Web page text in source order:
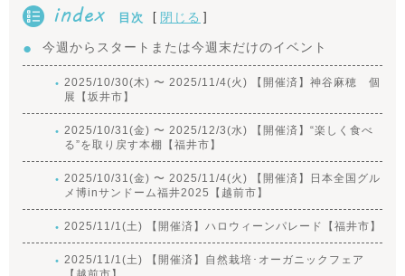
index 目次 [ 閉じる ]
今週からスタートまたは今週末だけのイベント
2025/10/30(木) 〜 2025/11/4(火) 【開催済】神谷麻穂 個
展【坂井市】
2025/10/31(金) 〜 2025/12/3(水) 【開催済】“楽しく食べ
る”を取り戻す本棚【福井市】
2025/10/31(金) 〜 2025/11/4(火) 【開催済】日本全国グル
メ博inサンドーム福井2025【越前市】
2025/11/1(土) 【開催済】ハロウィーンパレード【福井市】
2025/11/1(土) 【開催済】自然栽培･オーガニックフェア